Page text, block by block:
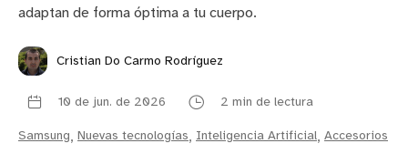
adaptan de forma óptima a tu cuerpo.
Cristian Do Carmo Rodríguez
10 de jun. de 2026 2 min de lectura
Samsung, Nuevas tecnologías, Inteligencia Artificial, Accesorios